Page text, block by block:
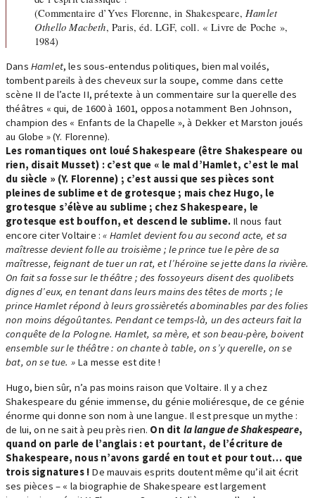
(Commentaire d’Yves Florenne, in Shakespeare,Hamlet
Othello Macbeth, Paris, éd. LGF, coll. « Livre de Poche »,
1984)
Dans Hamlet, les sous-entendus politiques, bien mal voilés,
tombent pareils à des cheveux sur la soupe, comme dans cette
scène II de l’acte II, prétexte à un commentaire sur la querelle des
théâtres « qui, de 1600 à 1601, opposa notamment Ben Johnson,
champion des « Enfants de la Chapelle », à Dekker et Marston joués
au Globe » (Y. Florenne).
Les romantiques ont loué Shakespeare (être Shakespeare ou
rien, disait Musset) : c’est que « le mal d’Hamlet, c’est le mal
du siècle » (Y. Florenne) ; c’est aussi que ses pièces sont
pleines de sublime et de grotesque ; mais chez Hugo, le
grotesque s’élève au sublime ; chez Shakespeare, le
grotesque est bouffon, et descend le sublime.Il nous faut
encore citer Voltaire :« Hamlet devient fou au second acte, et sa
maîtresse devient folle au troisième ; le prince tue le père de sa
maîtresse, feignant de tuer un rat, et l’héroïne se jette dans la rivière.
On fait sa fosse sur le théâtre ; des fossoyeurs disent des quolibets
dignes d’eux, en tenant dans leurs mains des têtes de morts ; le
prince Hamlet répond à leurs grossièretés abominables par des folies
non moins dégoûtantes. Pendant ce temps-là, un des acteurs fait la
conquête de la Pologne. Hamlet, sa mère, et son beau-père, boivent
ensemble sur le théâtre : on chante à table, on s’y querelle, on se
bat, on se tue. » La messe est dite !
Hugo, bien sûr, n’a pas moins raison que Voltaire. Il y a chez
Shakespeare du génie immense, du génie moliéresque, de ce génie
énorme qui donne son nom à une langue. Il est presque un mythe :
de lui, on ne sait à peu près rien. On dit la langue de Shakespeare,
quand on parle de l’anglais : et pourtant, de l’écriture de
Shakespeare, nous n’avons gardé en tout et pour tout… que
trois signatures ! De mauvais esprits doutent même qu’il ait écrit
ses pièces – « la biographie de Shakespeare est largement